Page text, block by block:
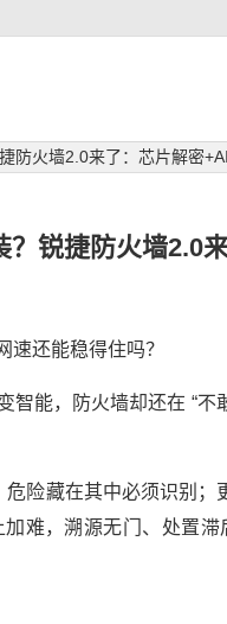
防火墙2.0来了：芯片解密
锐捷防火墙2.0
还能稳得住吗？
能，防火墙却还在 “不
险藏在其中必须识别；
难，溯源无门、处置